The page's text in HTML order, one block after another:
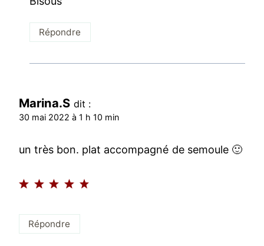
Répondre
Marina.S dit :
30 mai 2022 à 1 h 10 min
un très bon. plat accompagné de semoule 🙂
Répondre